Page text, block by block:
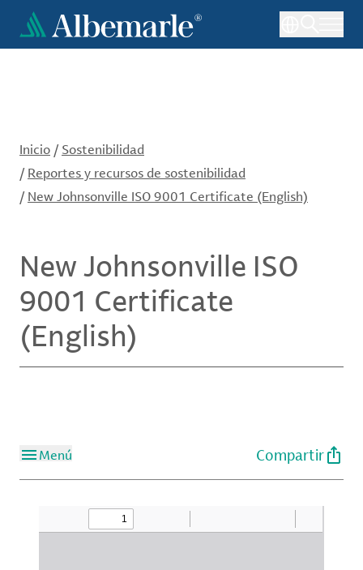
Pasar
contenido
Inicio / Sostenibilidad
/ Reportes y recursos de sostenibilidad
/ New Johnsonville ISO 9001 Certificate (English)
New Johnsonville ISO
9001 Certificate
(English)
Menú Compartir